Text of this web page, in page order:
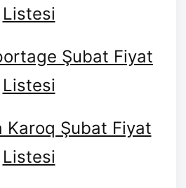
Listesi
Şubat Fiyat
Listesi
Karoq Şubat Fiyat
Listesi